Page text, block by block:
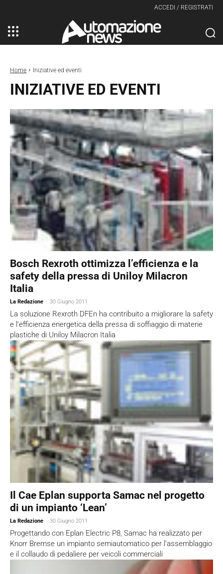
ACCEDI / REGISTRATI
Home Iniziative ed eventi
INIZIATIVE ED EVENTI
Bosch Rexroth ottimizza l’efficienza e la
safety della pressa di Uniloy Milacron
Italia
La Redazione - 30 Giugno 2011
La soluzione Rexroth DFEn ha contribuito a migliorare la safety
e l'efficienza energetica della pressa di soffiaggio di materie
plastiche di Uniloy Milacron Italia
Il Cae Eplan supporta Samac nel progetto
di un impianto ‘Lean’
La Redazione - 30 Giugno 2011
Progettando con Eplan Electric P8, Samac ha realizzato per
Knorr Bremse un impianto semiautomatico per l'assemblaggio
e il collaudo di pedaliere per veicoli commerciali